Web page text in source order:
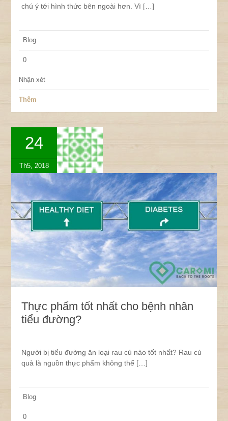
chú ý tới hình thức bên ngoài hơn. Vì […]
Blog
0
Nhận xét
Thêm
24
Th5, 2018
Thực phẩm tốt nhất cho bệnh nhân
tiểu đường?
Người bị tiểu đường ăn loại rau củ nào tốt nhất? Rau củ
quả là nguồn thực phẩm không thể […]
Blog
0